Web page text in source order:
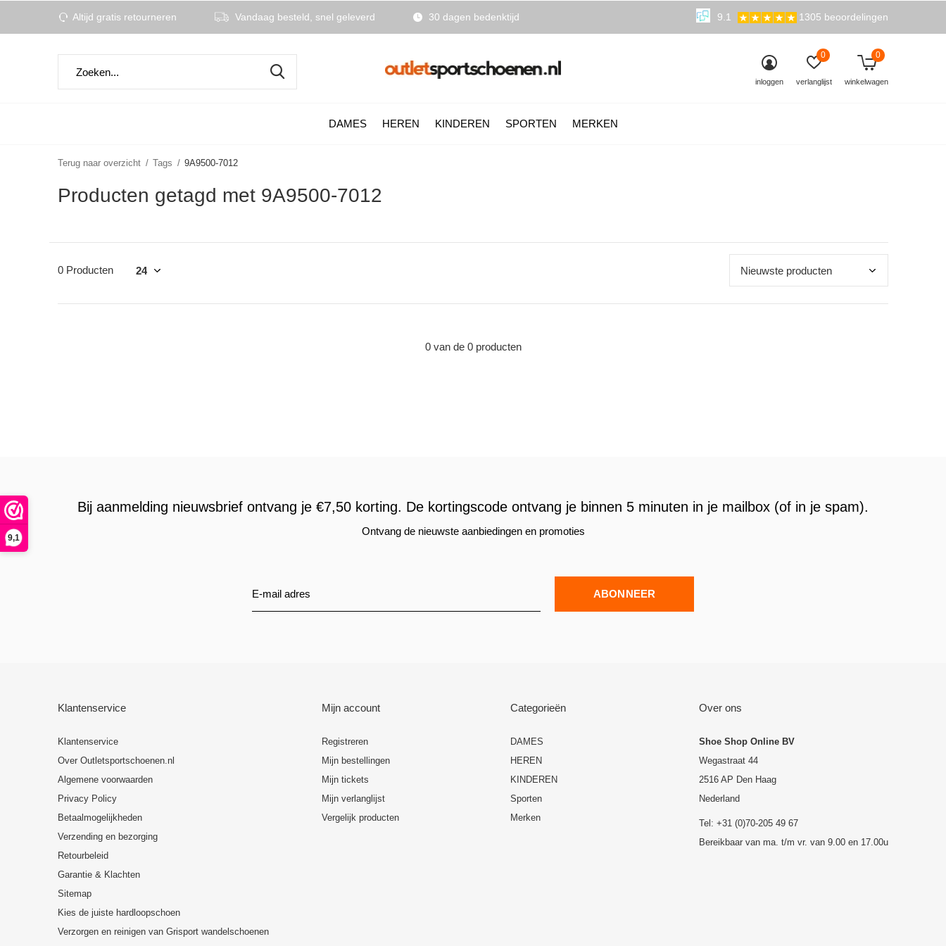
9,1
DAMES HEREN KINDEREN SPORTEN MERKEN
inloggen verlanglijst
0
winkelwagen
0
Altijd gratis retourneren Vandaag besteld, snel geleverd 30 dagen bedenktijd 9.1 1305 beoordelingen
Terug naar overzicht Tags 9A9500-7012
Producten getagd met 9A9500-7012
0 Producten
0 van de 0 producten
Bij aanmelding nieuwsbrief ontvang je €7,50 korting. De kortingscode ontvang je binnen 5 minuten in je mailbox (of in je spam).
Ontvang de nieuwste aanbiedingen en promoties
ABONNEER
Klantenservice
Klantenservice
Over Outletsportschoenen.nl
Algemene voorwaarden
Privacy Policy
Betaalmogelijkheden
Verzending en bezorging
Retourbeleid
Garantie & Klachten
Sitemap
Kies de juiste hardloopschoen
Verzorgen en reinigen van Grisport wandelschoenen
Mijn account
Registreren
Mijn bestellingen
Mijn tickets
Mijn verlanglijst
Vergelijk producten
Categorieën
DAMES
HEREN
KINDEREN
Sporten
Merken
Over ons
Shoe Shop Online BV
Wegastraat 44
2516 AP Den Haag
Nederland
Tel: +31 (0)70-205 49 67
Bereikbaar van ma. t/m vr. van 9.00 en 17.00u